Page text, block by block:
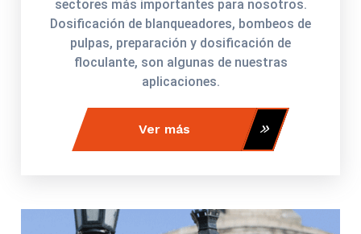
sectores más importantes para nosotros.
Dosificación de blanqueadores, bombeos de
pulpas, preparación y dosificación de
floculante, son algunas de nuestras
aplicaciones.
Ver más